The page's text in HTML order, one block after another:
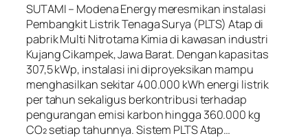
SUTAMI – Modena Energy meresmikan instalasi
Pembangkit Listrik Tenaga Surya (PLTS) Atap di
pabrik Multi Nitrotama Kimia di kawasan industri
Kujang Cikampek, Jawa Barat. Dengan kapasitas
307,5 kWp, instalasi ini diproyeksikan mampu
menghasilkan sekitar 400.000 kWh energi listrik
per tahun sekaligus berkontribusi terhadap
pengurangan emisi karbon hingga 360.000 kg
CO₂ setiap tahunnya. Sistem PLTS Atap…